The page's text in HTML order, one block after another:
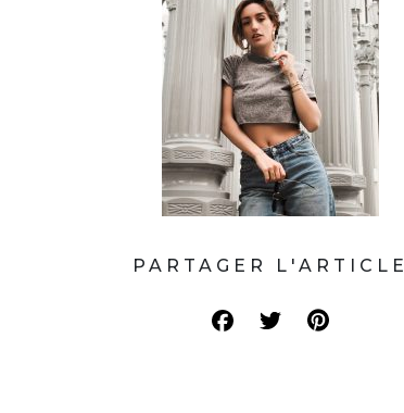
PARTAGER L'ARTICLE